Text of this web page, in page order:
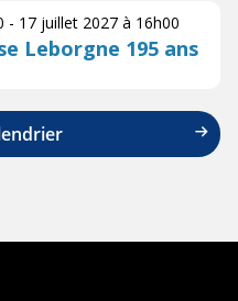
- 17 juillet 2027 à 16h00
Leborgne 195 ans